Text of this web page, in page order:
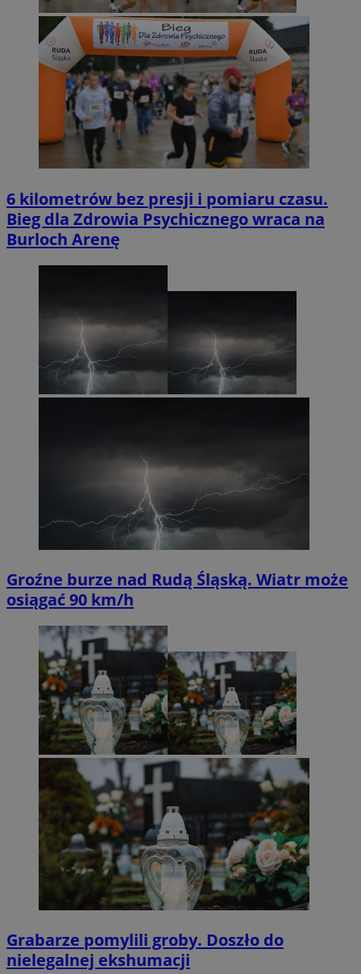
6 kilometrów bez presji i pomiaru czasu.
Bieg dla Zdrowia Psychicznego wraca na
Burloch Arenę
Groźne burze nad Rudą Śląską. Wiatr może
osiągać 90 km/h
Grabarze pomylili groby. Doszło do
nielegalnej ekshumacji